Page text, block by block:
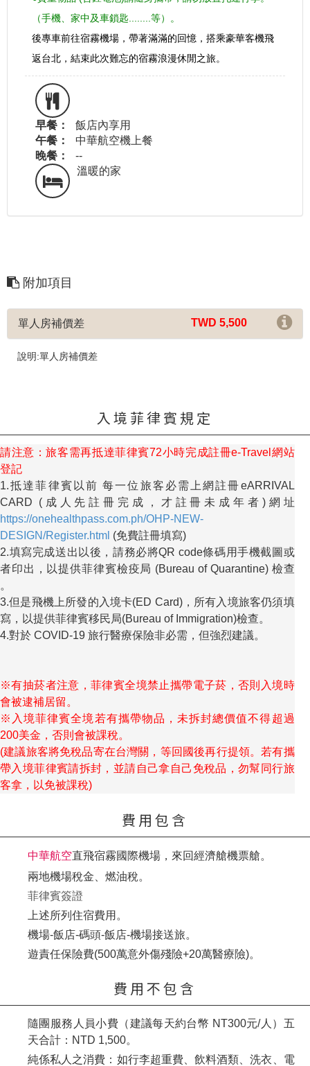
（手機、家中及車鎖匙........等）。
後專車前往宿霧機場，帶著滿滿的回憶，搭乘豪華客機飛
返台北，結束此次難忘的宿霧浪漫休閒之旅。
早餐：
飯店內享用
午餐：
中華航空機上餐
晚餐：
--
溫暖的家
附加項目
單人房補價差 TWD 5,500
說明:單人房補價差
入境菲律賓規定
請注意：旅客需再抵達菲律賓72小時完成註冊e-Travel網站
登記
1.抵達菲律賓以前 每一位旅客必需上網註冊eARRIVAL
CARD (成人先註冊完成，才註冊未成年者)網址
https://onehealthpass.com.ph/OHP-NEW-
DESIGN/Register.html (免費註冊填寫)
2.填寫完成送出以後，請務必將QR code條碼用手機截圖或
者印出，以提供菲律賓檢疫局 (Bureau of Quarantine) 檢查
。
3.但是飛機上所發的入境卡(ED Card)，所有入境旅客仍須填
寫，以提供菲律賓移民局(Bureau of Immigration)檢查。
4.對於 COVID-19 旅行醫療保險非必需，但強烈建議。
※有抽菸者注意，菲律賓全境禁止攜帶電子菸，否則入境時
會被逮補居留。
※入境菲律賓全境若有攜帶物品，未拆封總價值不得超過
200美金，否則會被課稅。
(建議旅客將免稅品寄在台灣關，等回國後再行提領。若有攜
帶入境菲律賓請拆封，並請自己拿自己免稅品，勿幫同行旅
客拿，以免被課稅)
費用包含
中華航空直飛宿霧國際機場，來回經濟艙機票艙。
兩地機場稅金、燃油稅。
菲律賓簽證
上述所列住宿費用。
機場-飯店-碼頭-飯店-機場接送旅。
遊責任保險費(500萬意外傷殘險+20萬醫療險)。
費用不包含
隨團服務人員小費（建議每天約台幣 NT300元/人）五
天合計：NTD 1,500。
純係私人之消費：如行李超重費、飲料酒類、洗衣、電